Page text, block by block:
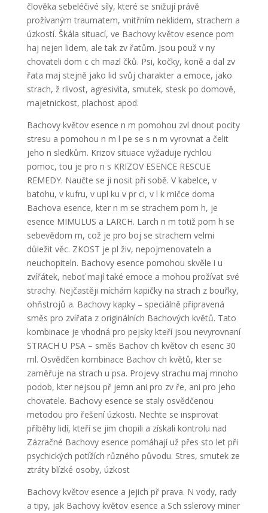
člověka sebeléčivé síly, které se snižují právě
prožívaným traumatem, vnitřním neklidem, strachem a
úzkostí. Škála situací, ve Bachovy květov esence pom
haj nejen lidem, ale tak zv řatům. Jsou použ v ny
chovateli dom c ch mazl čků. Psi, kočky, koně a dal zv
řata maj stejně jako lid svůj charakter a emoce, jako
strach, ž rlivost, agresivita, smutek, stesk po domově,
majetnickost, plachost apod.
Bachovy květov esence n m pomohou zvl dnout pocity
stresu a pomohou n m l pe se s n m vyrovnat a čelit
jeho n sledkům. Krizov situace vyžaduje rychlou
pomoc, tou je pro n s KRIZOV ESENCE RESCUE
REMEDY. Naučte se ji nosit při sobě. V kabelce, v
batohu, v kufru, v upl ku v pr ci, v l k rničce doma
Bachova esence, kter n m se strachem pom h, je
esence MIMULUS a LARCH. Larch n m totiž pom h se
sebevědom m, což je pro boj se strachem velmi
důležit věc. ZKOST je pl živ, nepojmenovateln a
neuchopiteln. Bachovy esence pomohou skvěle i u
zvířátek, neboť mají také emoce a mohou prožívat své
strachy. Nejčastěji míchám kapičky na strach z bouřky,
ohňstrojů a. Bachovy kapky – speciálně připravená
směs pro zvířata z originálních Bachových květů. Tato
kombinace je vhodná pro pejsky kteří jsou nevyrovnaní
STRACH U PSA – směs Bachov ch květov ch esenc 30
ml. Osvědčen kombinace Bachov ch květů, kter se
zaměřuje na strach u psa. Projevy strachu maj mnoho
podob, kter nejsou př jemn ani pro zv ře, ani pro jeho
chovatele. Bachovy esence se staly osvědčenou
metodou pro řešení úzkosti. Nechte se inspirovat
příběhy lidí, kteří se jim chopili a získali kontrolu nad
Zázračné Bachovy esence pomáhají už přes sto let při
psychických potížích různého původu. Stres, smutek ze
ztráty blízké osoby, úzkost
Bachovy květov esence a jejich př prava. N vody, rady
a tipy, jak Bachovy květov esence a Sch sslerovy miner